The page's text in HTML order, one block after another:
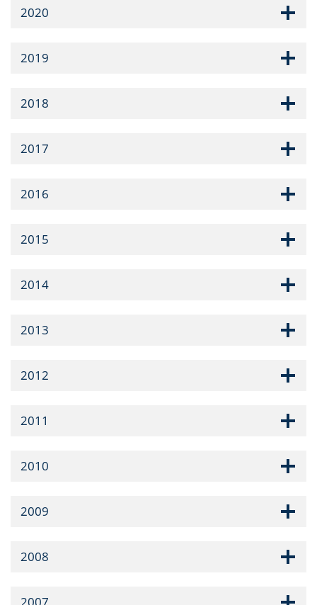
2020
2019
2018
2017
2016
2015
2014
2013
2012
2011
2010
2009
2008